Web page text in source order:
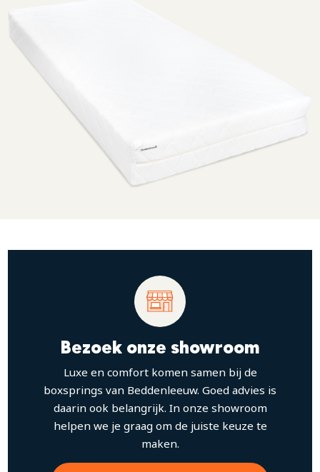
Bezoek onze showroom
Luxe en comfort komen samen bij de
boxsprings van Beddenleeuw. Goed advies is
daarin ook belangrijk. In onze showroom
helpen we je graag om de juiste keuze te
maken.